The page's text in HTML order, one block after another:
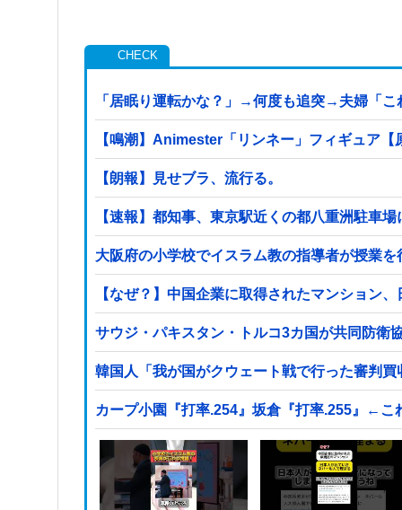
「居眠り運転かな？」→何度も追突→夫婦「
【鳴潮】Animester「リンネー」フィギュア【
【朗報】見せブラ、流行る。
【速報】都知事、東京駅近くの都八重洲駐車
【なぜ？】中国企業に取得されたマンション
サウジ・パキスタン・トルコ3カ国が共同防
韓国人「我が国がクウェート戦で行った審判
カープ小園『打率.254』坂倉『打率.255』←こ